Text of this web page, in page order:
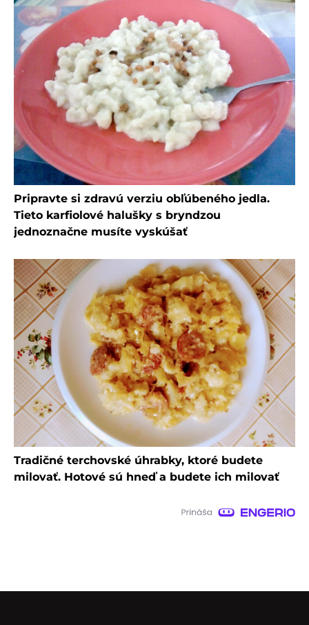
Pripravte si zdravú verziu obľúbeného jedla.
Tieto karfiolové halušky s bryndzou
jednoznačne musíte vyskúšať
Tradičné terchovské úhrabky, ktoré budete
milovať. Hotové sú hneď a budete ich milovať